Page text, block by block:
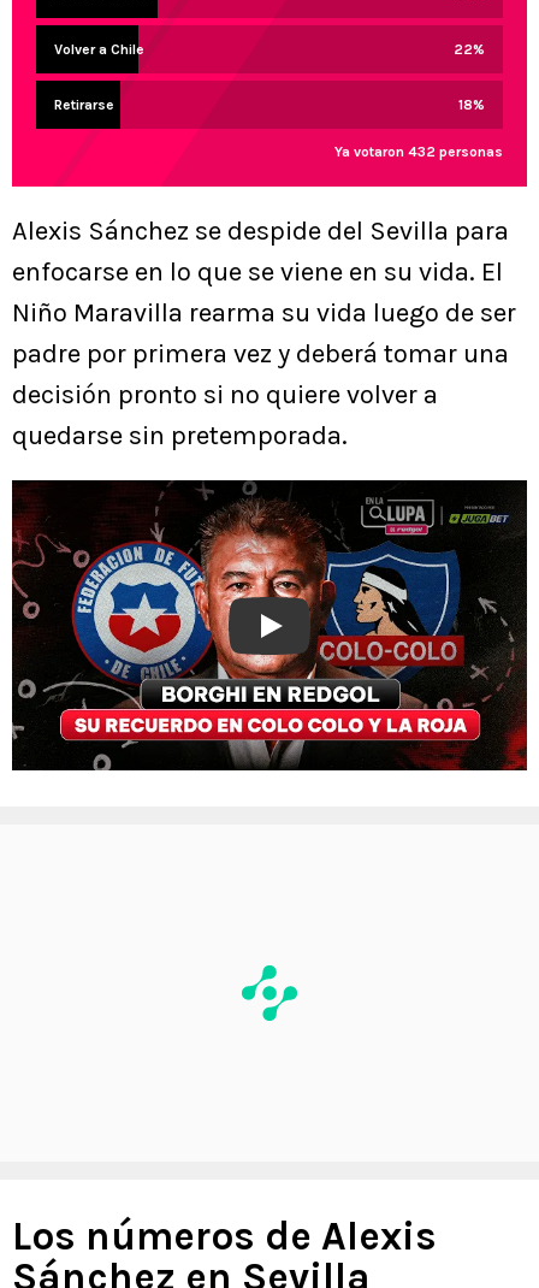
Volver a Chile 22%
Retirarse 18%
Ya votaron 432 personas
Alexis Sánchez se despide del Sevilla para
enfocarse en lo que se viene en su vida. El
Niño Maravilla rearma su vida luego de ser
padre por primera vez y deberá tomar una
decisión pronto si no quiere volver a
quedarse sin pretemporada.
Play
Los números de Alexis
Sánchez en Sevilla